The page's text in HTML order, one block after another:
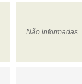
Não informadas